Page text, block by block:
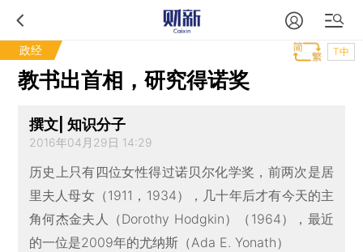
政经 T中
教书出首相，研究得诺奖
撰文| 知识分子
2016年04月29日 14:29
历史上只有四位女性得过诺贝尔化学奖，前两次是居
里夫人母女（1911，1934），几十年后才有今天的主
角何杰金夫人（Dorothy Hodgkin）（1964），最近
的一位是2009年的尤纳斯（Ada E. Yonath）